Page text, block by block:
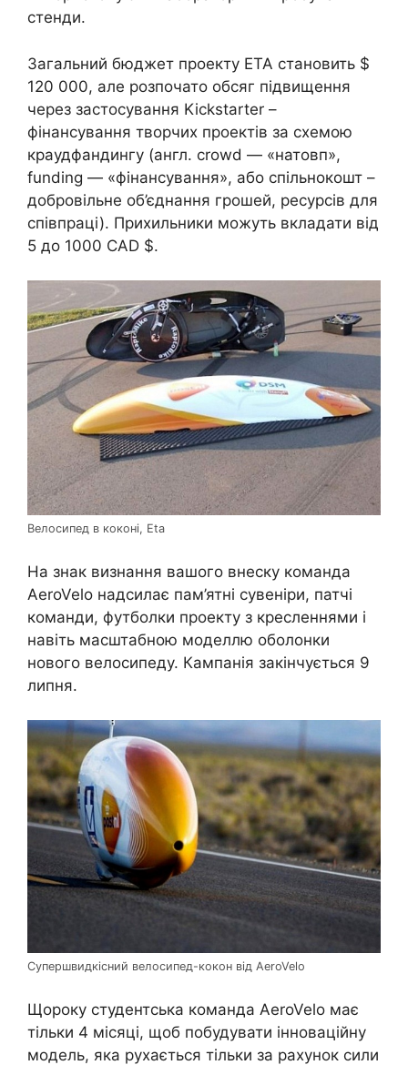
стенди.
Загальний бюджет проекту ETA становить $
120 000, але розпочато обсяг підвищення
через застосування Kickstarter –
фінансування творчих проектів за схемою
краудфандингу (англ. crowd — «натовп»,
funding — «фінансування», або спільнокошт –
добровільне об’єднання грошей, ресурсів для
співпраці). Прихильники можуть вкладати від
5 до 1000 CAD $.
Велосипед в коконі, Eta
На знак визнання вашого внеску команда
AeroVelo надсилає пам’ятні сувеніри, патчі
команди, футболки проекту з кресленнями і
навіть масштабною моделлю оболонки
нового велосипеду. Кампанія закінчується 9
липня.
Супершвидкісний велосипед-кокон від AeroVelo
Щороку студентська команда AeroVelo має
тільки 4 місяці, щоб побудувати інноваційну
модель, яка рухається тільки за рахунок сили